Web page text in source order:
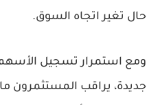
حال تغير اتجاه السوق.
ومع استمرار تسجيل
جديدة، يراقب المستثمرون